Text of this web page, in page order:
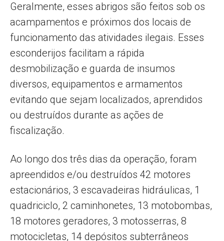
Geralmente, esses abrigos são feitos sob os
acampamentos e próximos dos locais de
funcionamento das atividades ilegais. Esses
esconderijos facilitam a rápida
desmobilização e guarda de insumos
diversos, equipamentos e armamentos
evitando que sejam localizados, aprendidos
ou destruídos durante as ações de
fiscalização.
Ao longo dos três dias da operação, foram
apreendidos e/ou destruídos 42 motores
estacionários, 3 escavadeiras hidráulicas, 1
quadriciclo, 2 caminhonetes, 13 motobombas,
18 motores geradores, 3 motosserras, 8
motocicletas, 14 depósitos subterrâneos